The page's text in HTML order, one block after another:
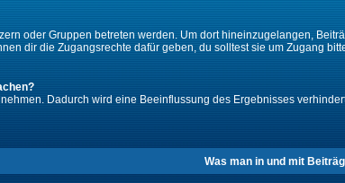
oder Gruppen betreten werden. Um dort hineinzugelangen,
dir die Zugangsrechte dafür geben, du solltest sie um Zugang
Dadurch wird eine Beeinflussung des Ergebnisses
Was man in und mit